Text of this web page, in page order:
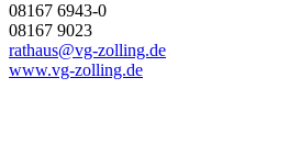
08167 6943-0
08167 9023
rathaus@vg-zolling.de
www.vg-zolling.de